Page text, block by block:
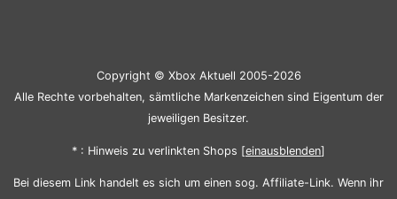
Copyright © Xbox Aktuell 2005-2026
Alle Rechte vorbehalten, sämtliche Markenzeichen sind Eigentum der
jeweiligen Besitzer.
* : Hinweis zu verlinkten Shops [einausblenden]
Bei diesem Link handelt es sich um einen sog. Affiliate-Link. Wenn ihr